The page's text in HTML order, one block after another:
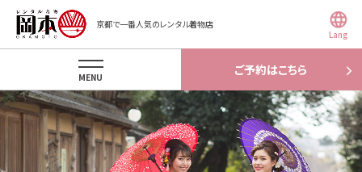
京都で一番人気のレンタル着物店
Lang
ご予約はこちら
MENU